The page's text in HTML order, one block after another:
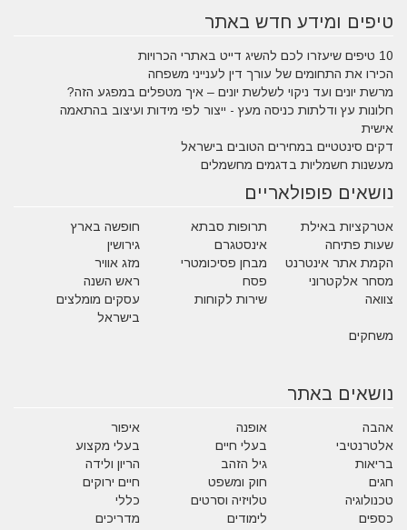
טיפים ומידע חדש באתר
10 טיפים שיעזרו לכם להשיג דייט באתרי הכרויות
הכירו את התחומים של עורך דין לענייני משפחה
מרשת יונים ועד ניקוי לשלשת יונים – איך מטפלים במפגע הזה?
חלונות עץ ודלתות כניסה מעץ - ייצור לפי מידות ועיצוב בהתאמה
אישית
דקים סינטטיים במחירים הטובים בישראל
מעשנות חשמליות בדגמים מחשמלים
נושאים פופולאריים
אטרקציות באילת תרופות סבתא
חופשה בארץ
שעות פתיחה
אינסטגרם
גירושין
הקמת אתר אינטרנט
מבחן פסיכומטרי
מזג אוויר
מסחר אלקטרוני
פסח
ראש השנה
צוואה
שירות לקוחות
עסקים מומלצים
בישראל
משחקים
נושאים באתר
אהבה אופנה
איפור
אלטרנטיבי
בעלי חיים
בעלי מקצוע
בריאות
גיל הזהב
הריון ולידה
חגים
חוק ומשפט
חיים ירוקים
טכנולוגיה
טלויזיה וסרטים
כללי
כספים
לימודים
מדריכים